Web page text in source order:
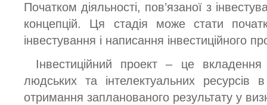
Початком діяльності, пов’язаної з
концепцій. Ця стадія може стати
інвестування і написання інвестиційного
Інвестиційний проект – це вкладення
людських та інтелектуальних
отримання запланованого результату у